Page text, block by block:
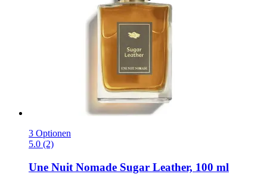
3 Optionen
5.0 (2)
Une Nuit Nomade Sugar Leather, 100 ml